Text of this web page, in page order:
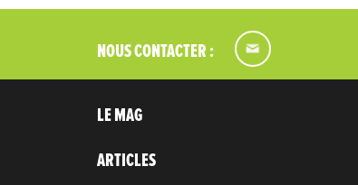
NOUS CONTACTER :
LE MAG
ARTICLES